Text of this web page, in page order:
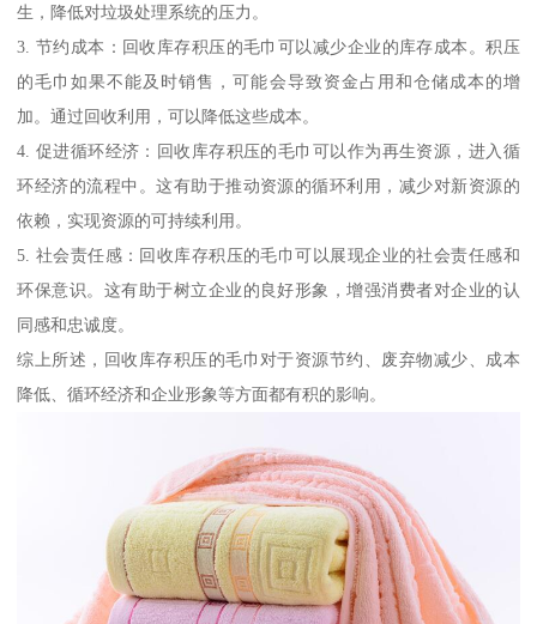
生，降低对垃圾处理系统的压力。
3. 节约成本：回收库存积压的毛巾可以减少企业的库存成本。积压
的毛巾如果不能及时销售，可能会导致资金占用和仓储成本的增
加。通过回收利用，可以降低这些成本。
4. 促进循环经济：回收库存积压的毛巾可以作为再生资源，进入循
环经济的流程中。这有助于推动资源的循环利用，减少对新资源的
依赖，实现资源的可持续利用。
5. 社会责任感：回收库存积压的毛巾可以展现企业的社会责任感和
环保意识。这有助于树立企业的良好形象，增强消费者对企业的认
同感和忠诚度。
综上所述，回收库存积压的毛巾对于资源节约、废弃物减少、成本
降低、循环经济和企业形象等方面都有积的影响。